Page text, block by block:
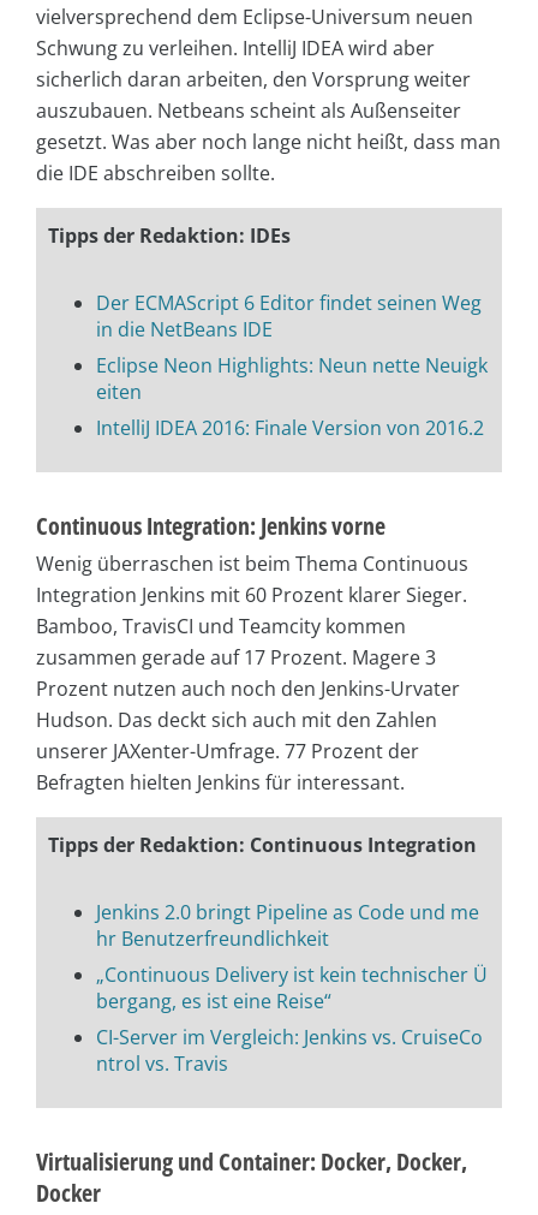
vielversprechend dem Eclipse-Universum neuen
Schwung zu verleihen. IntelliJ IDEA wird aber
sicherlich daran arbeiten, den Vorsprung weiter
auszubauen. Netbeans scheint als Außenseiter
gesetzt. Was aber noch lange nicht heißt, dass man
die IDE abschreiben sollte.
Tipps der Redaktion: IDEs
Der ECMAScript 6 Editor findet seinen Weg
in die NetBeans IDE
Eclipse Neon Highlights: Neun nette Neuigk
eiten
IntelliJ IDEA 2016: Finale Version von 2016.2
Continuous Integration: Jenkins vorne
Wenig überraschen ist beim Thema Continuous
Integration Jenkins mit 60 Prozent klarer Sieger.
Bamboo, TravisCI und Teamcity kommen
zusammen gerade auf 17 Prozent. Magere 3
Prozent nutzen auch noch den Jenkins-Urvater
Hudson. Das deckt sich auch mit den Zahlen
unserer JAXenter-Umfrage. 77 Prozent der
Befragten hielten Jenkins für interessant.
Tipps der Redaktion: Continuous Integration
Jenkins 2.0 bringt Pipeline as Code und me
hr Benutzerfreundlichkeit
„Continuous Delivery ist kein technischer Ü
bergang, es ist eine Reise“
CI-Server im Vergleich: Jenkins vs. CruiseCo
ntrol vs. Travis
Virtualisierung und Container: Docker, Docker,
Docker